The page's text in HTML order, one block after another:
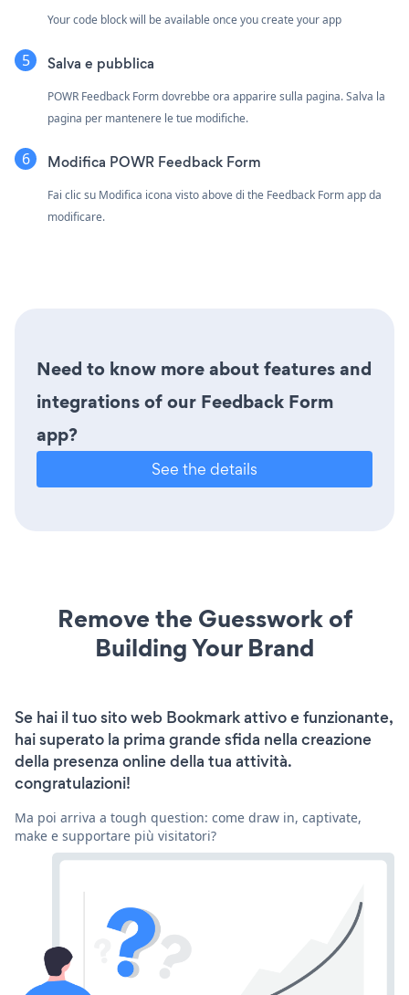
Your code block will be available once you create your app
Salva e pubblica
POWR Feedback Form dovrebbe ora apparire sulla pagina. Salva la
pagina per mantenere le tue modifiche.
Modifica POWR Feedback Form
Fai clic su Modifica icona visto above di the Feedback Form app da
modificare.
Need to know more about features and
integrations of our Feedback Form
app?
See the details
Remove the Guesswork of
Building Your Brand
Se hai il tuo sito web Bookmark attivo e funzionante,
hai superato la prima grande sfida nella creazione
della presenza online della tua attività.
congratulazioni!
Ma poi arriva a tough question: come draw in, captivate,
make e supportare più visitatori?